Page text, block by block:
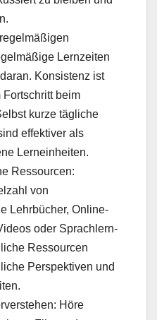
Lernzeiten
Konsistenz ist
beim
kurze tägliche
effektiver als
Lerneinheiten.
Ressourcen:
von
Lehrbücher, Online-
oder Sprachlern-
Ressourcen
Perspektiven und
Höre